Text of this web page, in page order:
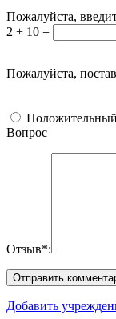
Пожалуйста,
2 + 10 =
Пожалуйста,
Вопрос
Отзыв*:
Добавить